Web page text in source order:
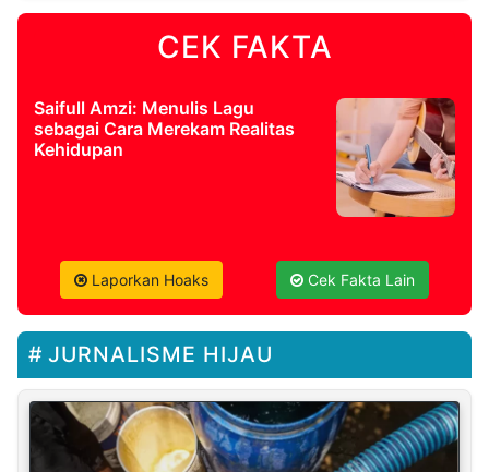
CEK FAKTA
Saifull Amzi: Menulis Lagu
sebagai Cara Merekam Realitas
Kehidupan
Laporkan Hoaks Cek Fakta Lain
JURNALISME HIJAU